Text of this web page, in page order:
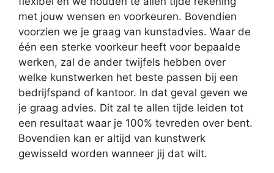
met jouw wensen en voorkeuren. Bovendien
voorzien we je graag van kunstadvies. Waar de
één een sterke voorkeur heeft voor bepaalde
werken, zal de ander twijfels hebben over
welke kunstwerken het beste passen bij een
bedrijfspand of kantoor. In dat geval geven we
je graag advies. Dit zal te allen tijde leiden tot
een resultaat waar je 100% tevreden over bent.
Bovendien kan er altijd van kunstwerk
gewisseld worden wanneer jij dat wilt.